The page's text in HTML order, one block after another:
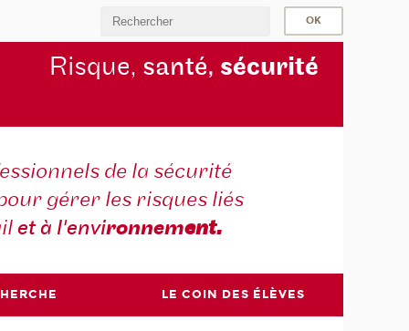
Risque, santé, sécurité
de la sécurité
gérer les risques liés
et à l'environnement.
LE COIN DES ÉLÈVES